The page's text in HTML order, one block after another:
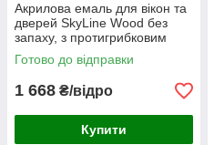
Акрилова емаль для вікон та
дверей SkyLine Wood без
запаху, з протигрибковим
ефектом, графітова, 5 л
Готово до відправки
1 668 ₴/відро
Купити